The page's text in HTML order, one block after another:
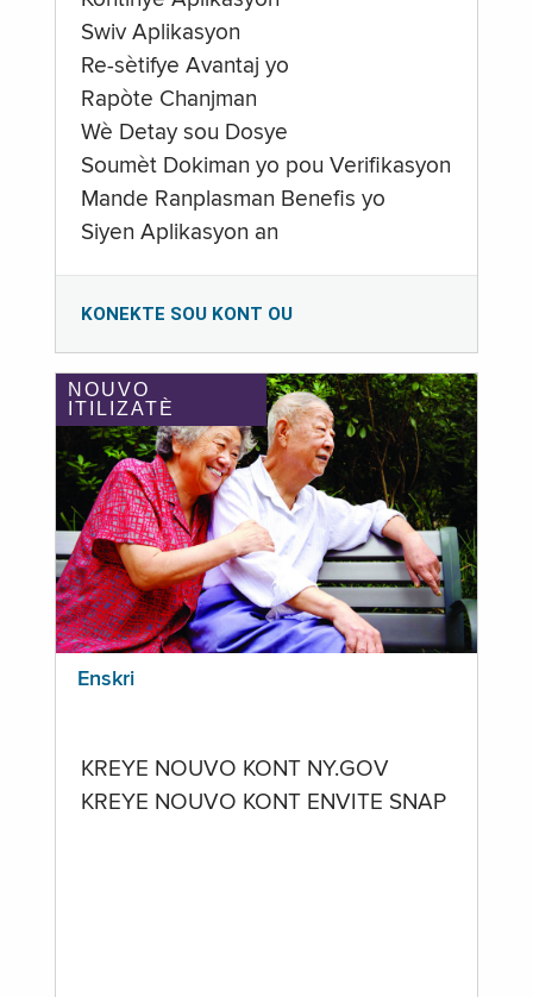
Swiv Aplikasyon
Re-sètifye Avantaj yo
Rapòte Chanjman
Wè Detay sou Dosye
Soumèt Dokiman yo pou Verifikasyon
Mande Ranplasman Benefis yo
Siyen Aplikasyon an
KONEKTE SOU KONT OU
NOUVO
ITILIZATÈ
Enskri
KREYE NOUVO KONT NY.GOV
KREYE NOUVO KONT ENVITE SNAP